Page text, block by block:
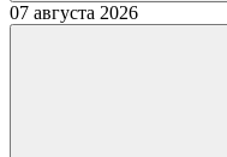
07 августа 2026